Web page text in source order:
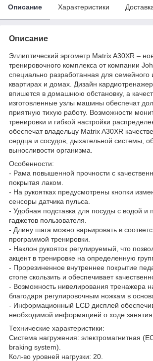
Описание Характеристики
Описание
Эллиптический эргометр Matrix A30XR –
тренировочного комплекса от компании
специально разработанная для семейного
квартирах и домах. Дизайн
впишется в домашнюю обстановку, а
изготовленные узлы машины обеспечат
приятную тихую работу. Возможности
тренировки и гибкой настройки
обеспечат владельцу Matrix A30XR
сердца и сосудов, дыхательной системы,
выносливости организма.
Особенности:
- Рама повышенной прочности с
покрытая лаком.
- На рукоятках предусмотрены кнопки
сенсоры датчика пульса.
- Удобная подставка для посуды с водой и
гаджетов пользователя.
- Длину шага можно варьировать в
программой тренировки.
- Наклон рукояток регулируемый, что
акцент в тренировке на определенную
- Прорезиненное внутреннее покрытие
стопе скользить и обеспечивает
- Возможность нивелирования тренажера
благодаря регулировочным ножкам в
- Информационный LCD дисплей
необходимой информацией о ходе занятия.
Технические характеристики:
Система нагружения: электромагнитная
braking system).
Кол-во уровней нагрузки: 20.